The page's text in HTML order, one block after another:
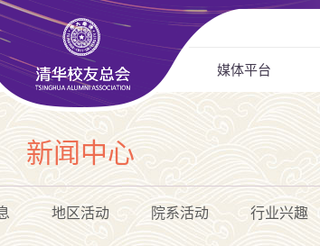
媒体平台
新闻中心
地区活动 院系活动 行业兴趣